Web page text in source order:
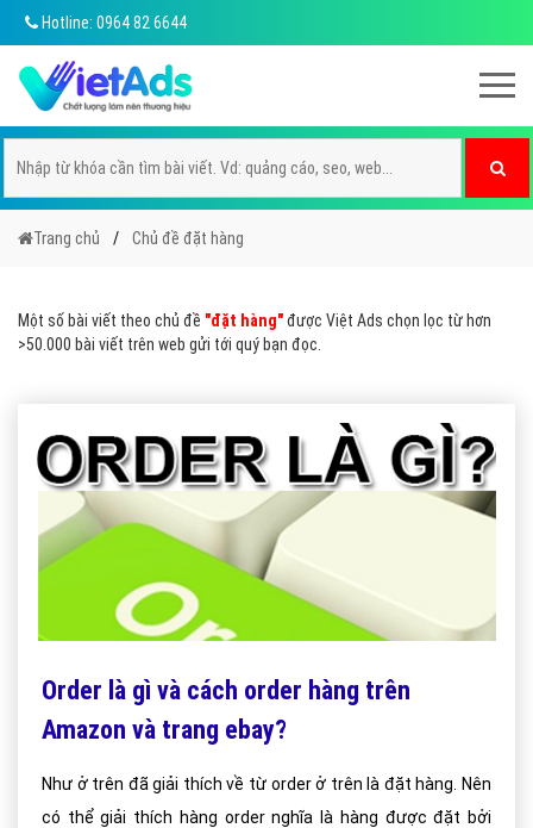
Hotline: 0964 82 6644
Trang chủ Chủ đề đặt hàng
Một số bài viết theo chủ đề "đặt hàng"được Việt Ads chọn lọc từ hơn
>50.000 bài viết trên web gửi tới quý bạn đọc.
Order là gì và cách order hàng trên
Amazon và trang ebay?
Như ở trên đã giải thích về từ order ở trên là đặt hàng. Nên
có thể giải thích hàng order nghĩa là hàng được đặt bởi